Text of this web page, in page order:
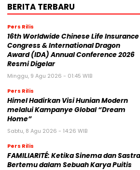
BERITA TERBARU
Pers Rilis
16th Worldwide Chinese Life Insurance
Congress & International Dragon
Award (IDA) Annual Conference 2026
Resmi Digelar
Minggu, 9 Agu 2026 - 01:45 WIB
Pers Rilis
Himel Hadirkan Visi Hunian Modern
melalui Kampanye Global “Dream
Home”
Sabtu, 8 Agu 2026 - 14:26 WIB
Pers Rilis
FAMILIARITÉ: Ketika Sinema dan Sastra
Bertemu dalam Sebuah Karya Puitis